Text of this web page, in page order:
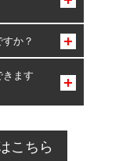
。か？
同時にご予約が
きます
場合のご予約
こちら